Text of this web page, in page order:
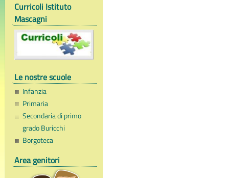
Curricoli Istituto
Mascagni
Le nostre scuole
Infanzia
Primaria
Secondaria di primo
grado Buricchi
Borgoteca
Area genitori